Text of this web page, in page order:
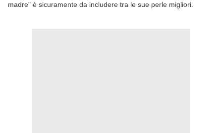
madre" è sicuramente da includere tra le sue perle migliori.